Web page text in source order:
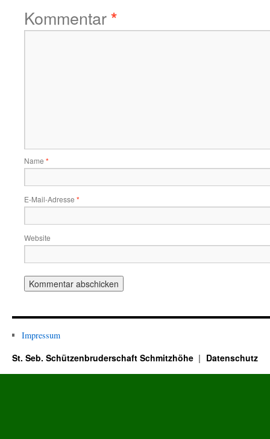
Kommentar*
Name *
E-Mail-Adresse *
Website
Impressum
St. Seb. Schützenbruderschaft Schmitzhöhe Datenschutz